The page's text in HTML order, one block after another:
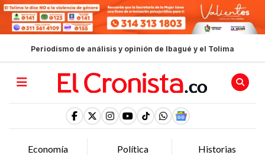
Periodismo de análisis y opinión de Ibagué y el Tolima
Política Historias Opinion